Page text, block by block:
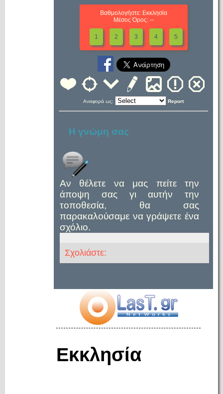
Βαθμολογήστε: Εκκλησία
Μέσος Όρος: --
1 2 3 4 5
Αναφορά ως: Report
Η γνώμη σας
Αν θέλετε να μας πείτε την
άποψη σας γι αυτήν την
τοποθεσία, θα σας
παρακαλούσαμε να γράψετε ένα
σχόλιο.
Σχολιάστε:
Εκκλησία